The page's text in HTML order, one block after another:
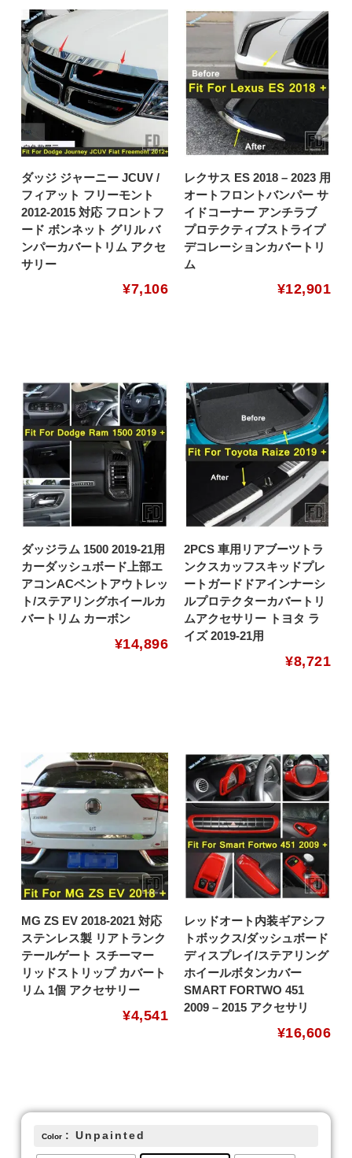
ダッジ ジャーニー JCUV /
フィアット フリーモント
2012-2015 対応 フロントフ
ード ボンネット グリル バ
ンパーカバートリム アクセ
サリー
¥7,106
レクサス ES 2018 – 2023 用
オートフロントバンパー サ
イドコーナー アンチラブ
プロテクティブストライプ
デコレーションカバートリ
ム
¥12,901
ダッジラム 1500 2019-21用
カーダッシュボード上部エ
アコンACベントアウトレッ
ト/ステアリングホイールカ
バートリム カーボン
¥14,896
2PCS 車用リアブーツトラ
ンクスカッフスキッドプレ
ートガードドアインナーシ
ルプロテクターカバートリ
ムアクセサリー トヨタ ラ
イズ 2019-21用
¥8,721
MG ZS EV 2018-2021 対応
ステンレス製 リアトランク
テールゲート スチーマー
リッドストリップ カバート
リム 1個 アクセサリー
¥4,541
レッドオート内装ギアシフ
トボックス/ダッシュボード
ディスプレイ/ステアリング
ホイールボタンカバー
SMART FORTWO 451
2009 – 2015 アクセサリ
¥16,606
Color : Unpainted